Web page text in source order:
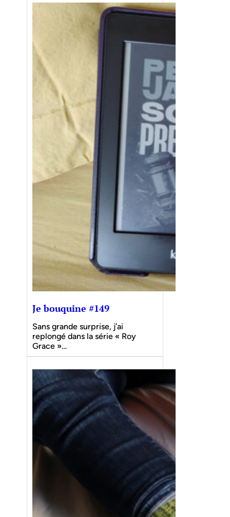
Je bouquine #149
Sans grande surprise, j’ai
replongé dans la série « Roy
Grace »…